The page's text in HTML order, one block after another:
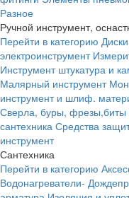
Разное
Ручной инструмент,
Перейти в категорию
электроинструмент
Инструмент штукатура и
Малярный инструмент
инструмент и шлиф.
Сверла, буры, фрезы,биты
сантехника Средства
инструмент
Сантехника
Перейти в категорию
Водонагреватели-